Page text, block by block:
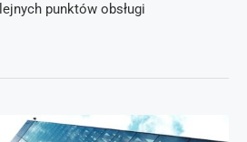
punktów obsługi